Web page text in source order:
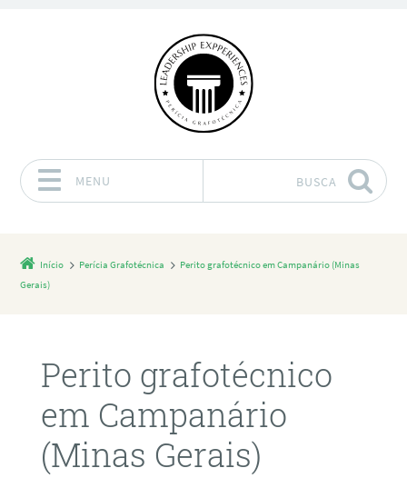
MENU BUSCA
Início Perícia Grafotécnica
Perito grafotécnico em Campanário (Minas
Gerais)
Perito grafotécnico
em Campanário
(Minas Gerais)